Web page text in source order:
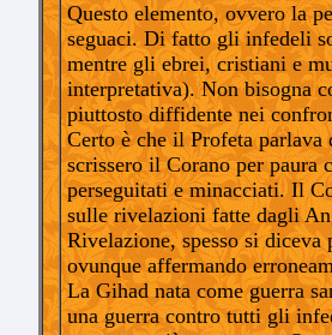
Questo elemento, ovvero la
seguaci. Di fatto gli infedeli
mentre gli ebrei, cristiani e
interpretativa). Non bisogna
piuttosto diffidente nei
Certo è che il Profeta
scrissero il Corano per paura
perseguitati e minacciati. Il
sulle rivelazioni fatte dagli
Rivelazione, spesso si
ovunque affermando
La Gihad nata come guerra
una guerra contro tutti gli